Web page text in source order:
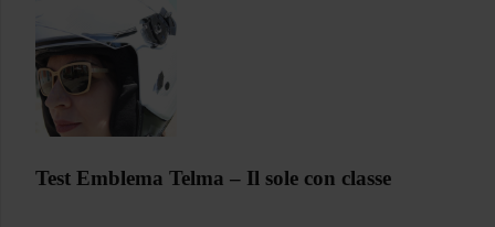
Test Emblema Telma – Il sole con classe